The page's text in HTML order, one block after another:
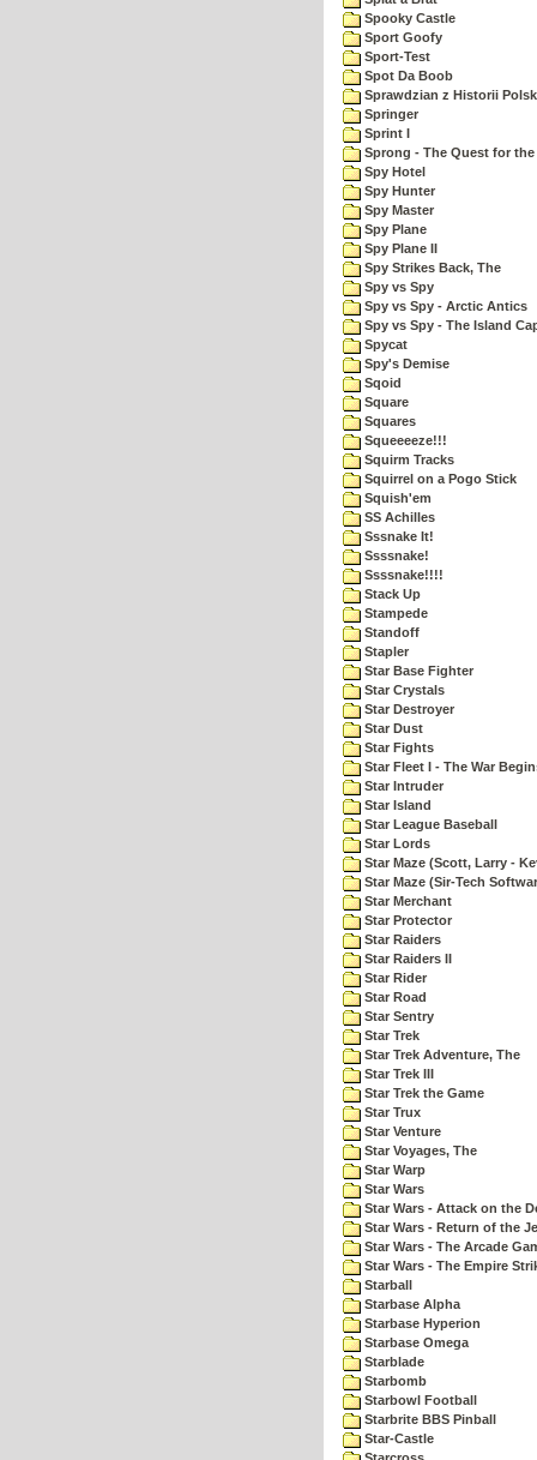
Spooky Castle
Sport Goofy
Sport-Test
Spot Da Boob
Sprawdzian z Historii
Springer
Sprint I
Sprong - The Quest for
Spy Hotel
Spy Hunter
Spy Master
Spy Plane
Spy Plane II
Spy Strikes Back, The
Spy vs Spy
Spy vs Spy - Arctic Antics
Spy vs Spy - The Island
Spycat
Spy's Demise
Sqoid
Square
Squares
Squeeeeze!!!
Squirm Tracks
Squirrel on a Pogo Stick
Squish'em
SS Achilles
Sssnake It!
Ssssnake!
Ssssnake!!!!
Stack Up
Stampede
Standoff
Stapler
Star Base Fighter
Star Crystals
Star Destroyer
Star Dust
Star Fights
Star Fleet I - The War
Star Intruder
Star Island
Star League Baseball
Star Lords
Star Maze (Scott, Larry -
Star Maze (Sir-Tech
Star Merchant
Star Protector
Star Raiders
Star Raiders II
Star Rider
Star Road
Star Sentry
Star Trek
Star Trek Adventure, The
Star Trek III
Star Trek the Game
Star Trux
Star Venture
Star Voyages, The
Star Warp
Star Wars
Star Wars - Attack on the
Star Wars - Return of the
Star Wars - The Arcade
Star Wars - The Empire
Starball
Starbase Alpha
Starbase Hyperion
Starbase Omega
Starblade
Starbomb
Starbowl Football
Starbrite BBS Pinball
Star-Castle